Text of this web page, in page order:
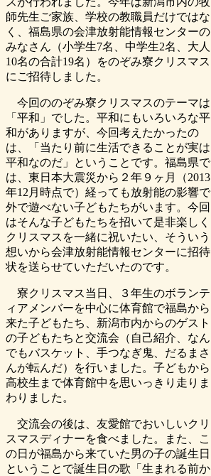
師先生ご家族、学校の教職員だけではな
く、福島県の会津放射能情報センターの
みなさん（小学生7名、中学生2名、大人
10名の合計19名）をのぞみ寮クリスマス
にご招待しました。
今回ののぞみ寮クリスマスのテーマは
「平和」でした。平和にもいろいろな平
和がありますが、今回考えたかったの
は、「当たり前に生活できることが実は
平和なのだ」ということです。福島県で
は、東日本大震災から２年９ヶ月（2013
年12月時点で）経っても放射能の影響で
外で遊べない子どもたちがいます。今回
はそんな子どもたちを招いて是非楽しく
クリスマスを一緒に祝いたい、そういう
想いから会津放射能情報センターに招待
状を送らせていただいたのです。
寮クリスマス当日、３年生のボランテ
ィアメンバーを中心に体育館で福島から
来た子どもたち、新潟市内からのゲスト
の子どもたちと交流会（自己紹介、なん
でもバスケット、手つなぎ鬼、だるまさ
んが転んだ）を行いました。子どもから
高校生まで体育館中を思いっきり走りま
わりました。
交流会の後は、友愛館でおいしいクリ
スマスディナーを食べました。また、こ
の日が福島から来ていた男の子の誕生日
ということで誕生日の歌「生まれる前か